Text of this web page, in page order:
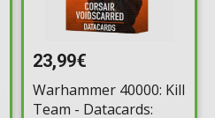
23,99€
Warhammer 40000: Kill
Team - Datacards: